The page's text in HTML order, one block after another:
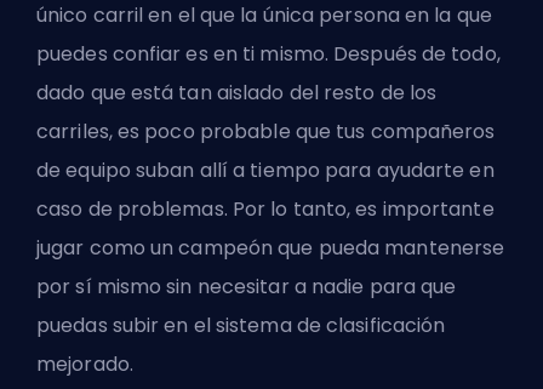
único carril en el que la única persona en la que
puedes confiar es en ti mismo. Después de todo,
dado que está tan aislado del resto de los
carriles, es poco probable que tus compañeros
de equipo suban allí a tiempo para ayudarte en
caso de problemas. Por lo tanto, es importante
jugar como un campeón que pueda mantenerse
por sí mismo sin necesitar a nadie para que
puedas subir en el sistema de clasificación
mejorado.